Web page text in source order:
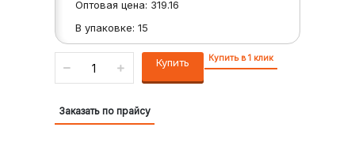
Оптовая цена: 319.16
В упаковке: 15
Купить Купить в 1 клик
Заказать по прайсу